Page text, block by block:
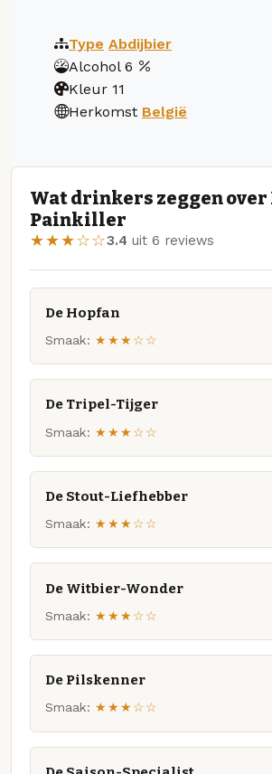
Type Abdijbier
Alcohol 6
Kleur 11
Herkomst België
Wat drinkers zeggen over
Painkiller
★★★☆☆3.4 uit 6 reviews
De Hopfan
Smaak: ★★★☆☆
De Tripel-Tijger
Smaak: ★★★☆☆
De Stout-Liefhebber
Smaak: ★★★☆☆
De Witbier-Wonder
Smaak: ★★★☆☆
De Pilskenner
Smaak: ★★★☆☆